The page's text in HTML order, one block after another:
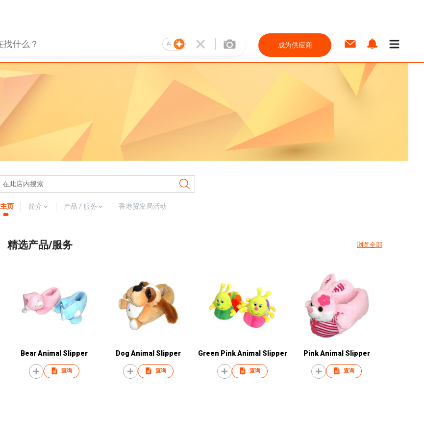
AI 成为供应商
主页 简介 产品 / 服务 香港贸发局活动
精选产品/服务 浏览全部
Bear Animal Slipper
查询
Dog Animal Slipper
查询
Green Pink Animal Slipper
查询
Pink Animal Slipper
查询